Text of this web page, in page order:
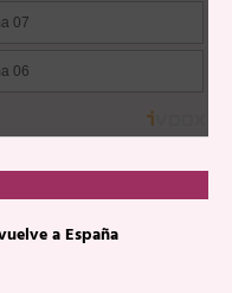
a España